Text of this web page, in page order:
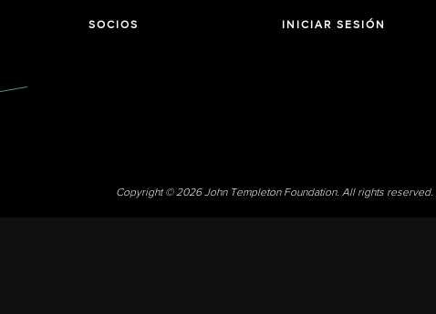
SOCIOS INICIAR SESIÓN
Copyright © 2026 John Templeton Foundation. All rights reserved.